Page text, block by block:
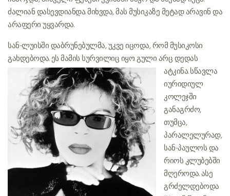
ძალიან დასევდიანდა. მიხვდა, მას მუსიკაზე მეტად არავინ და
არაფერი უყვარდა.
სან-ლუისში დაბრუნებულმა, უკვე იცოდა, რომ მუსიკოსი
გახდებოდა. ეს მამის სურვილიც იყო. გული არც დედას
ატკინა. სწავლა
იურიდიულ
კოლეჯში
განაგრძო,
თუმცა,
პარალელურად,
სან-პაულოს და
რიოს კლუბებში
მღეროდა. ასე
გრძელდებოდა